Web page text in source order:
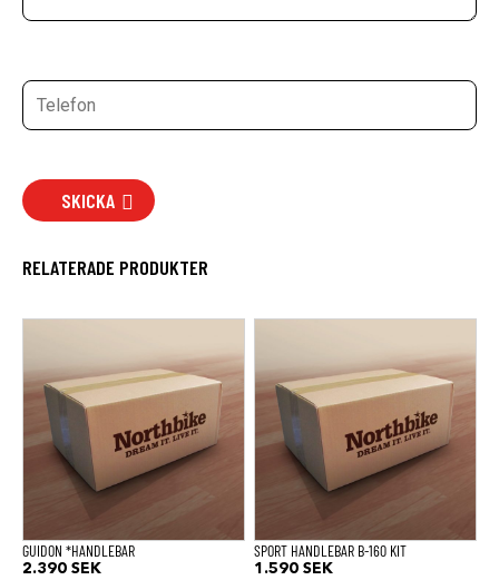
SKICKA
RELATERADE PRODUKTER
GUIDON *HANDLEBAR
2.390 SEK
SPORT HANDLEBAR B-160 KIT
1.590 SEK